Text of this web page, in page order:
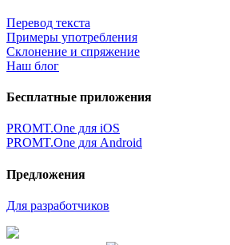
Перевод текста
Примеры употребления
Склонение и спряжение
Наш блог
Бесплатные приложения
PROMT.One для iOS
PROMT.One для Android
Предложения
Для разработчиков